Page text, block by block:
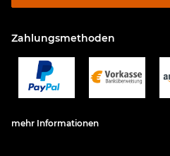
Zahlungsmethoden
mehr Informationen